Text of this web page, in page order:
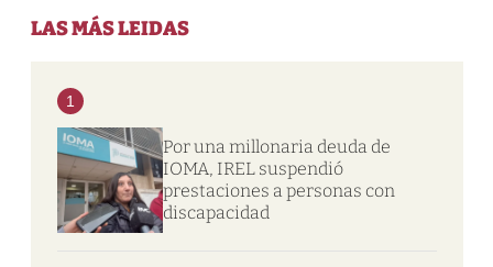
LAS MÁS LEIDAS
1
Por una millonaria deuda de
IOMA, IREL suspendió
prestaciones a personas con
discapacidad